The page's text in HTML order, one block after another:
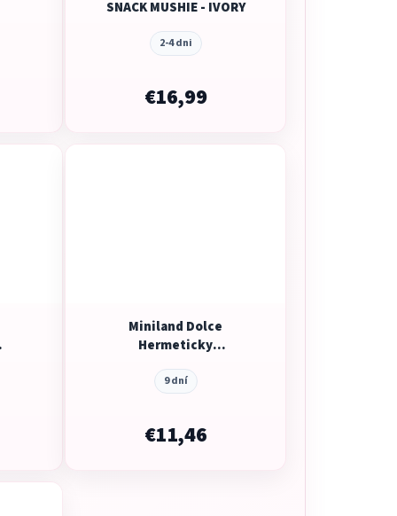
SNACK MUSHIE - IVORY
2-4 dni
€16,99
Miniland Dolce
Hermeticky
potraviny, 6 ks, mätové
9 dní
€11,46